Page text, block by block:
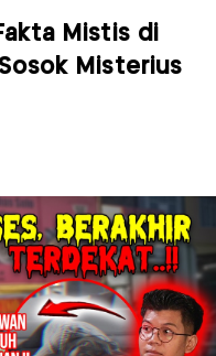
Mistis di
Misterius